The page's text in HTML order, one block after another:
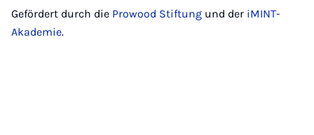
Gefördert durch die Prowood Stiftung und der iMINT-
Akademie.